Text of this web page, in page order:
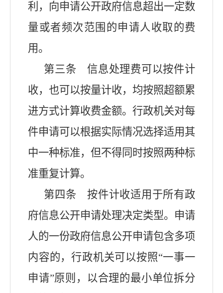
利，向申请公开政府信息超出一定数
量或者频次范围的申请人收取的费
用。
第三条 信息处理费可以按件计
收，也可以按量计收，均按照超额累
进方式计算收费金额。行政机关对每
件申请可以根据实际情况选择适用其
中一种标准，但不得同时按照两种标
准重复计算。
第四条 按件计收适用于所有政
府信息公开申请处理决定类型。申请
人的一份政府信息公开申请包含多项
内容的，行政机关可以按照“一事一
申请”原则，以合理的最小单位拆分